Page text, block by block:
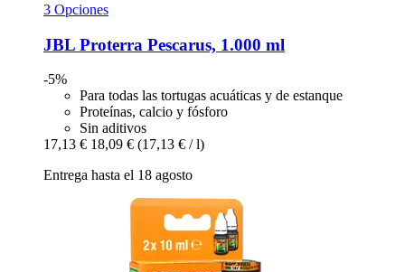
3 Opciones
JBL Proterra Pescarus, 1.000 ml
-5%
Para todas las tortugas acuáticas y de estanque
Proteínas, calcio y fósforo
Sin aditivos
17,13 € 18,09 € (17,13 € / l)
Entrega hasta el 18 agosto